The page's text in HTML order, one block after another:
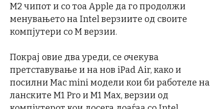
M2 чипот и со тоа Apple да го продолжи
менувањето на Intel верзиите од своите
компјутери со M верзии.
Покрај овие два уреди, се очекува
претставување и на нов iPad Air, како и
посилни Mac mini модели кои би работеле на
ланските M1 Pro и M1 Max, верзии од